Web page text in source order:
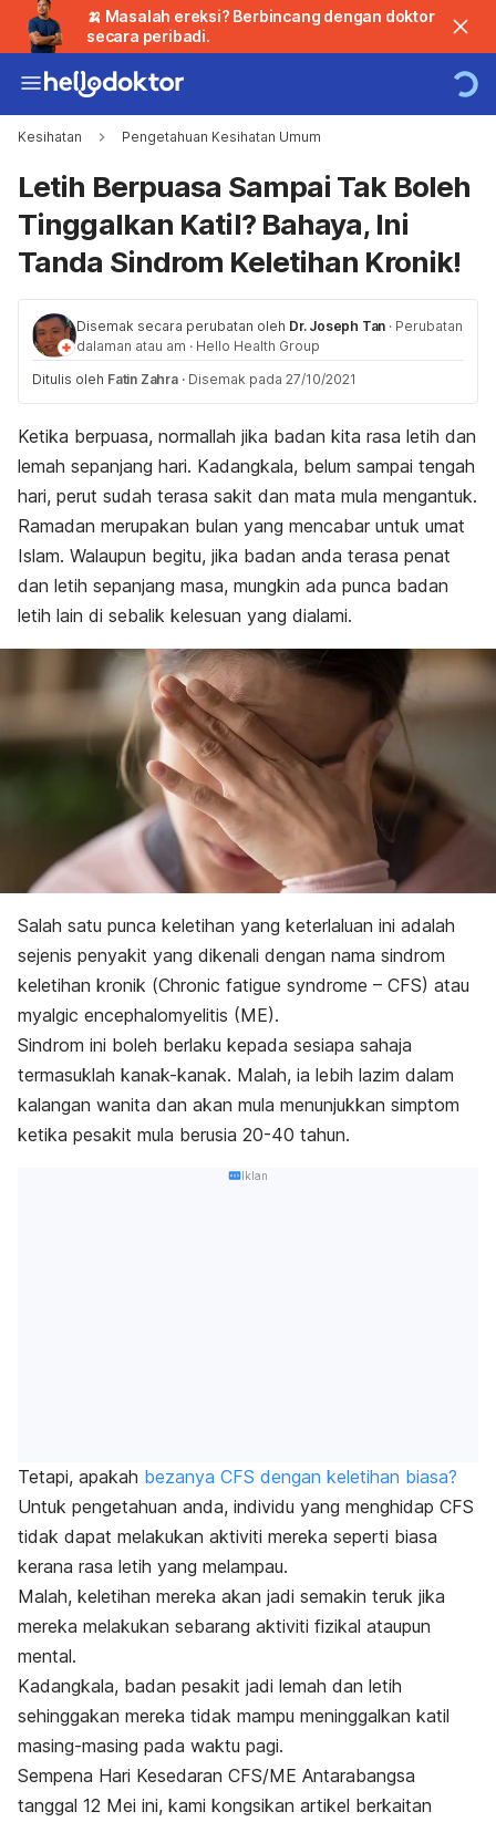
🍌 Masalah ereksi? Berbincang dengan doktor
secara peribadi.
Kesihatan Pengetahuan Kesihatan Umum
Letih Berpuasa Sampai Tak Boleh
Tinggalkan Katil? Bahaya, Ini
Tanda Sindrom Keletihan Kronik!
Disemak secara perubatan oleh Dr. Joseph Tan · Perubatan
dalaman atau am · Hello Health Group
Ditulis oleh Fatin Zahra · Disemak pada 27/10/2021
Ketika berpuasa, normallah jika badan kita rasa letih dan
lemah sepanjang hari. Kadangkala, belum sampai tengah
hari, perut sudah terasa sakit dan mata mula mengantuk.
Ramadan merupakan bulan yang mencabar untuk umat
Islam. Walaupun begitu, jika badan anda terasa penat
dan letih sepanjang masa, mungkin ada punca badan
letih lain di sebalik kelesuan yang dialami.
Salah satu punca keletihan yang keterlaluan ini adalah
sejenis penyakit yang dikenali dengan nama sindrom
keletihan kronik (Chronic fatigue syndrome – CFS) atau
myalgic encephalomyelitis (ME).
Sindrom ini boleh berlaku kepada sesiapa sahaja
termasuklah kanak-kanak. Malah, ia lebih lazim dalam
kalangan wanita dan akan mula menunjukkan simptom
ketika pesakit mula berusia 20-40 tahun.
Iklan
Tetapi, apakah bezanya CFS dengan keletihan biasa?
Untuk pengetahuan anda, individu yang menghidap CFS
tidak dapat melakukan aktiviti mereka seperti biasa
kerana rasa letih yang melampau.
Malah, keletihan mereka akan jadi semakin teruk jika
mereka melakukan sebarang aktiviti fizikal ataupun
mental.
Kadangkala, badan pesakit jadi lemah dan letih
sehinggakan mereka tidak mampu meninggalkan katil
masing-masing pada waktu pagi.
Sempena Hari Kesedaran CFS/ME Antarabangsa
tanggal 12 Mei ini, kami kongsikan artikel berkaitan